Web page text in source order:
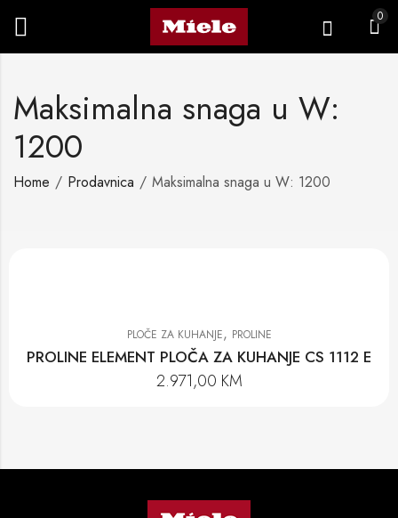
0
Maksimalna snaga u W:
1200
Home Prodavnica Maksimalna snaga u W: 1200
PLOČE ZA KUHANJE, PROLINE
PROLINE ELEMENT PLOČA ZA KUHANJE CS 1112 E
2.971,00 KM